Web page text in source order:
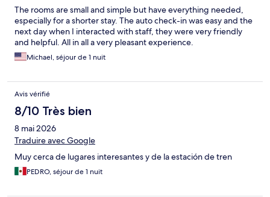
The rooms are small and simple but have everything needed,
especially for a shorter stay. The auto check-in was easy and the
next day when I interacted with staff, they were very friendly
and helpful. All in all a very pleasant experience.
Michael, séjour de 1 nuit
Avis vérifié
8/10 Très bien
8 mai 2026
Traduire avec Google
Muy cerca de lugares interesantes y de la estación de tren
PEDRO, séjour de 1 nuit